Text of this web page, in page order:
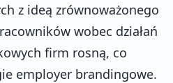
z ideą zrównoważonego
wobec działań
firm rosną, co
employer brandingowe.